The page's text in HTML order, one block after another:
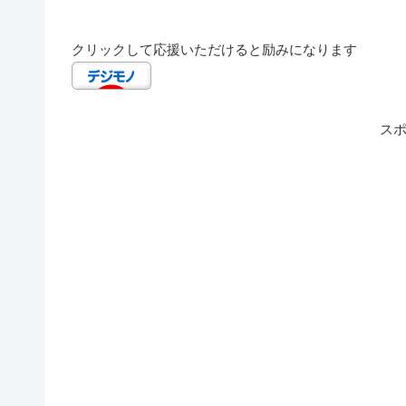
クリックして応援いただけると励みになります
ス